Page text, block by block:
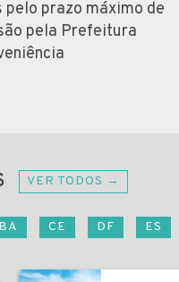
prazo máximo de
pela Prefeitura
VER TODOS →
BA CE DF ES